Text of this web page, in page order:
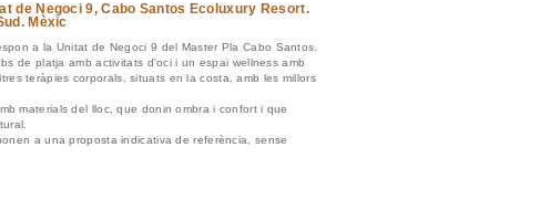
de Negoci 9, Cabo Santos Ecoluxury Resort.
Mèxic
a la Unitat de Negoci 9 del Master Pla Cabo Santos.
de platja amb activitats d'oci i un espai wellness amb
teràpies corporals, situats en la costa, amb les millors
materials del lloc, que donin ombra i confort i que
a una proposta indicativa de referència, sense